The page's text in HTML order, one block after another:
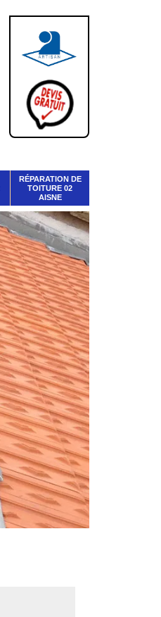
RÉPARATION DE
TOITURE 02
AISNE